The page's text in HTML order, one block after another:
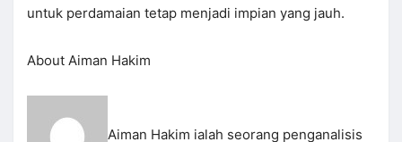
untuk perdamaian tetap menjadi impian yang jauh.
About Aiman Hakim
Aiman Hakim ialah seorang penganalisis